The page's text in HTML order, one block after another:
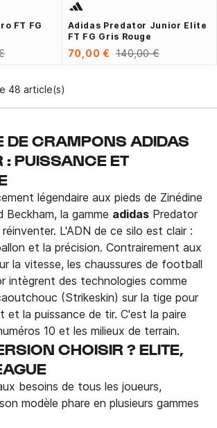
FT FG
Adidas Predator Junior Elite
FT FG Gris Rouge
70,00 € 140,00 €
48 article(s)
DE CRAMPONS ADIDAS
: PUISSANCE ET
légendaire aux pieds de Zinédine
Beckham, la gamme adidas Predator
L'ADN de ce silo est clair :
et la précision. Contrairement aux
la vitesse, les chaussures de football
intègrent des technologies comme
(Strikeskin) sur la tige pour
et la puissance de tir. C'est la paire
10 et les milieux de terrain.
CHOISIR ? ELITE,
besoins de tous les joueurs,
modèle phare en plusieurs gammes